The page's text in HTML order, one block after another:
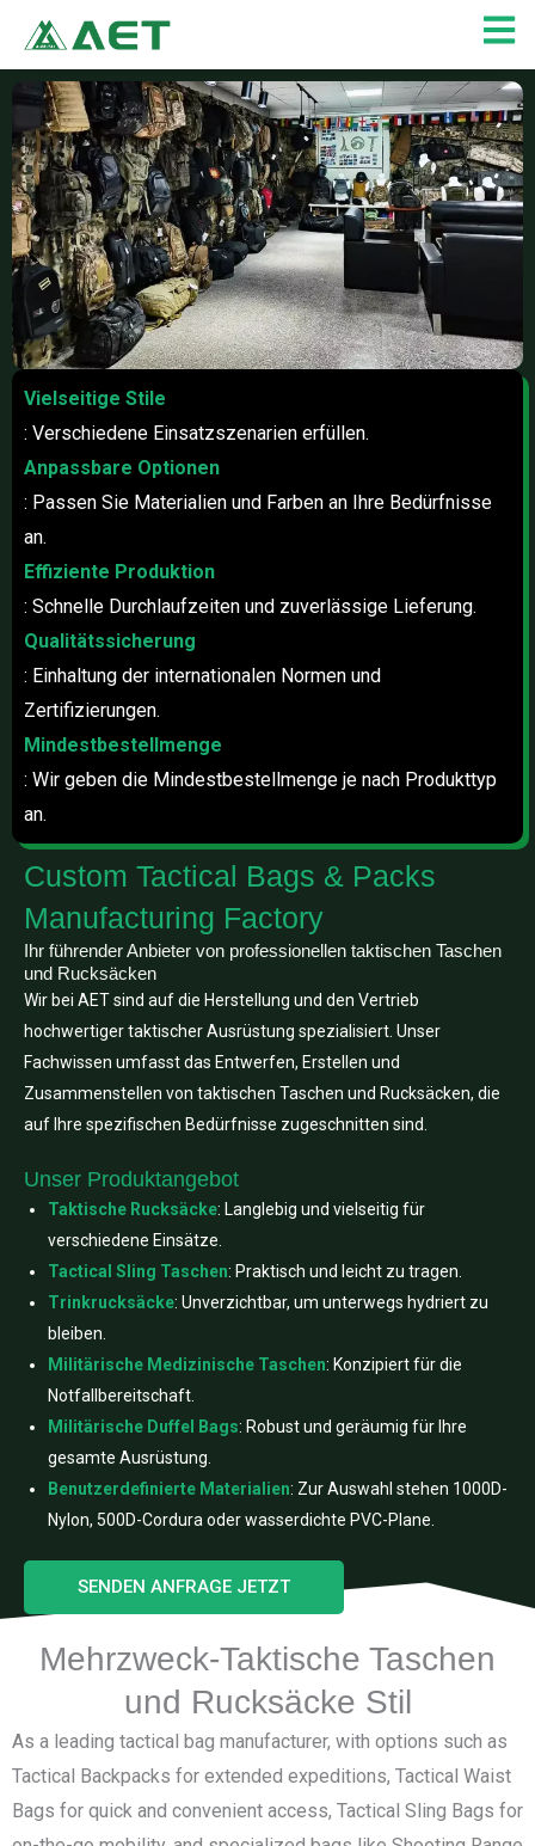
Inhalt
springen
Custom Tactical Bags & Packs
Manufacturing Factory
Ihr führender Anbieter von professionellen taktischen Taschen
und Rucksäcken
Wir bei AET sind auf die Herstellung und den Vertrieb
hochwertiger taktischer Ausrüstung spezialisiert. Unser
Fachwissen umfasst das Entwerfen, Erstellen und
Zusammenstellen von taktischen Taschen und Rucksäcken, die
auf Ihre spezifischen Bedürfnisse zugeschnitten sind.
Unser Produktangebot
Taktische Rucksäcke: Langlebig und vielseitig für
verschiedene Einsätze.
Tactical Sling Taschen: Praktisch und leicht zu tragen.
Trinkrucksäcke: Unverzichtbar, um unterwegs hydriert zu
bleiben.
Militärische Medizinische Taschen: Konzipiert für die
Notfallbereitschaft.
Militärische Duffel Bags: Robust und geräumig für Ihre
gesamte Ausrüstung.
Benutzerdefinierte Materialien: Zur Auswahl stehen 1000D-
Nylon, 500D-Cordura oder wasserdichte PVC-Plane.
SENDEN ANFRAGE JETZT
Vielseitige Stile
: Verschiedene Einsatzszenarien erfüllen.
Anpassbare Optionen
: Passen Sie Materialien und Farben an Ihre Bedürfnisse
an.
Effiziente Produktion
: Schnelle Durchlaufzeiten und zuverlässige Lieferung.
Qualitätssicherung
: Einhaltung der internationalen Normen und
Zertifizierungen.
Mindestbestellmenge
: Wir geben die Mindestbestellmenge je nach Produkttyp
an.
Mehrzweck-Taktische Taschen
und Rucksäcke Stil
As a leading tactical bag manufacturer, with options such as
Tactical Backpacks for extended expeditions, Tactical Waist
Bags for quick and convenient access, Tactical Sling Bags for